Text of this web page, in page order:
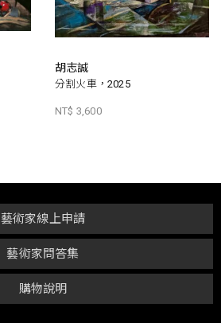
胡志誠
分割火車，2025
NT$ 3,600
購物說明
藝術家問答集
藝術家線上申請